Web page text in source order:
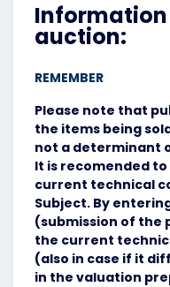
auction:
REMEMBER
Please note that
the items being
not a determinant
It is recomended
current technical
Subject. By
(submission of the
the current
(also in case if it
in the valuation